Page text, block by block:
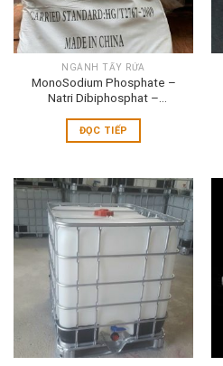
NGÀNH TẨY RỬA
MonoSodium Phosphate –
Natri Dibiphosphat –
ĐỌC TIẾP